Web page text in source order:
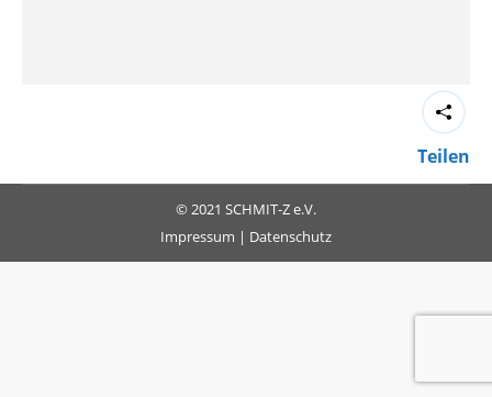
Teilen
© 2021 SCHMIT-Z e.V.
Impressum | Datenschutz